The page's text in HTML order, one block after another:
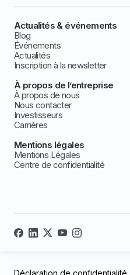
Actualités & événements
Blog
Événements
Actualités
Inscription à la newsletter
À propos de l’entreprise
À propos de nous
Nous contacter
Investisseurs
Carrières
Mentions légales
Mentions Légales
Centre de confidentialité
Déclaration de confidentialité